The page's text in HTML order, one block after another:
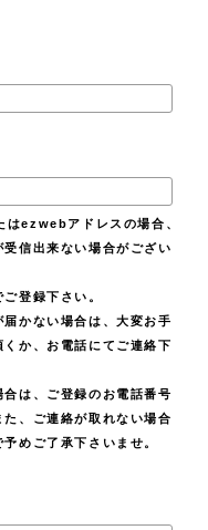
ezwebアドレスの場合、
信出来ない場合がござい
登録下さい。
かない場合は、大変お手
か、お電話にてご連絡下
は、ご登録のお電話番号
、ご連絡が取れない場合
めご了承下さいませ。